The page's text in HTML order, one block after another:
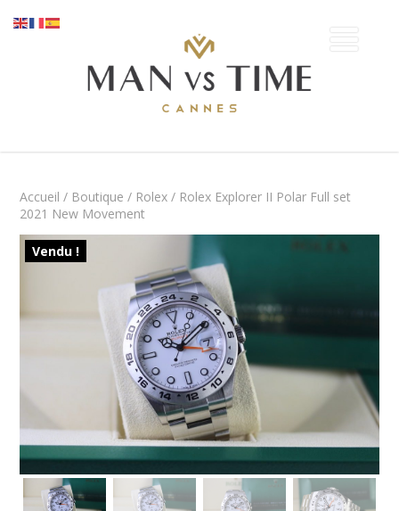
Accueil / Boutique / Rolex/ Rolex Explorer II Polar Full set
2021 New Movement
Vendu !